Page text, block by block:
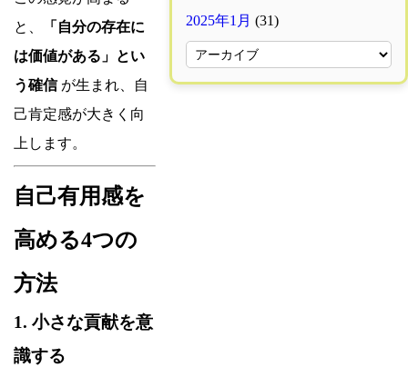
と、
「自分の存在に
は価値がある」とい
う確信が生まれ、自
己肯定感が大きく向
上します。
自己有用感を
高める4つの
方法
1. 小さな貢献を意
識する
2025年1月 (31)